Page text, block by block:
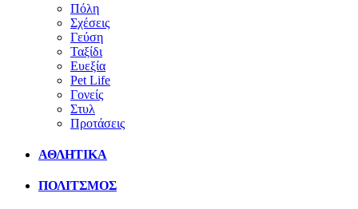
Πόλη
Σχέσεις
Γεύση
Ταξίδι
Ευεξία
Pet Life
Γονείς
Στυλ
Προτάσεις
ΑΘΛΗΤΙΚΑ
ΠΟΛΙΤΣΜΟΣ